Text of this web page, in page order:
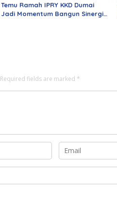
Temu Ramah IPRY KKD Dumai
Jadi Momentum Bangun Sinergi
Required fields are marked *